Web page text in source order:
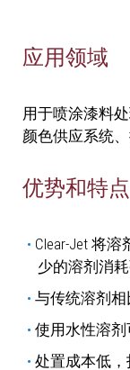
应用领域
用于喷涂漆料
颜色供应系统
优势和特点
Clear-Jet 将
少的溶剂消
与传统溶剂相
使用水性溶剂
处置成本低